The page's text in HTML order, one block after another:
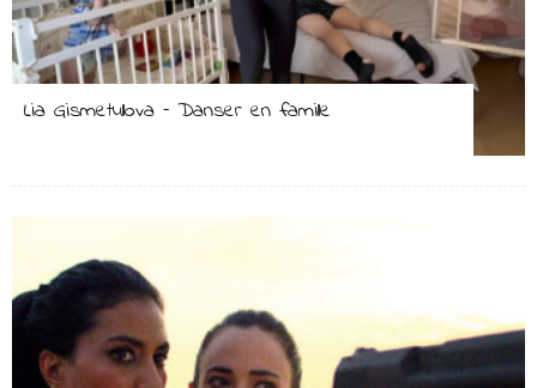
Lia Gismetullova – Danser en famille